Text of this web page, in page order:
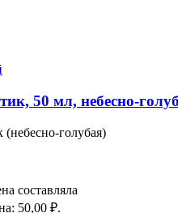
50 мл, небесно-
голубая)
составляла
50,00 ₽.